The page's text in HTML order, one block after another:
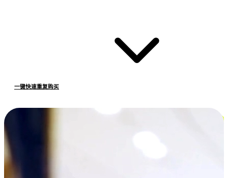
一键快速重复购买